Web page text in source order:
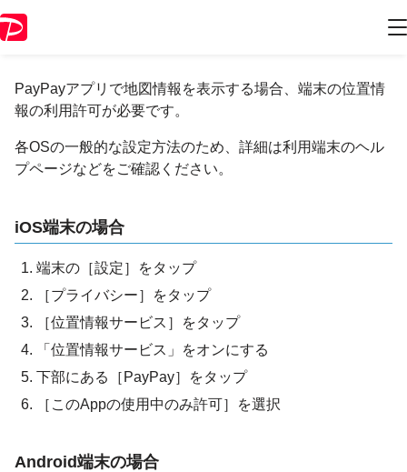
PayPayアプリで地図情報を表示する場合、端末の位置情
報の利用許可が必要です。
各OSの一般的な設定方法のため、詳細は利用端末のヘル
プページなどをご確認ください。
iOS端末の場合
端末の［設定］をタップ
［プライバシー］をタップ
［位置情報サービス］をタップ
「位置情報サービス」をオンにする
下部にある［PayPay］をタップ
［このAppの使用中のみ許可］を選択
Android端末の場合